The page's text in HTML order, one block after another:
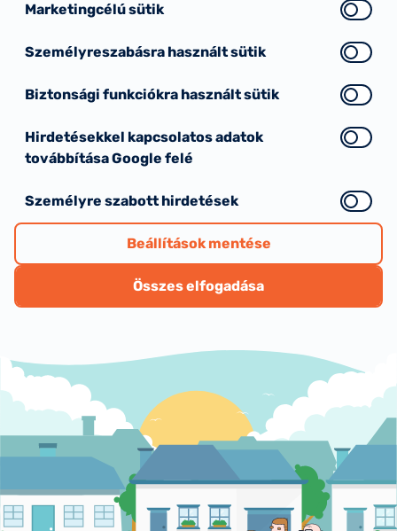
Marketingcélú sütik
Személyreszabásra használt sütik
Biztonsági funkciókra használt sütik
Hirdetésekkel kapcsolatos adatok
továbbítása Google felé
Személyre szabott hirdetések
Beállítások mentése
Összes elfogadása